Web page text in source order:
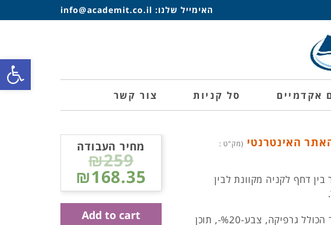
האימייל שלנו: info@academit.co.il
אקדמיים סל קניות צור קשר
האינטרנטי (מק"ט :
דחף לקניה מקוונת לבין
הספרות המחקרית מלמדת כי לעיצוב האתר הכולל גרפיקה, צבע-%20-, תוכן
מחיר העבודה
₪259
₪168.35
Add to cart
פתח